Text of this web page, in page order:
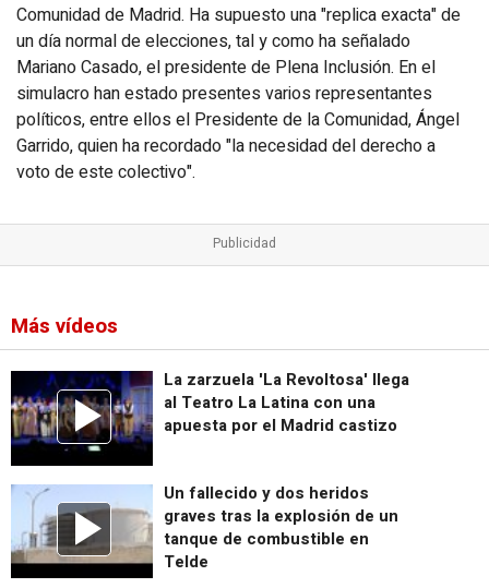
Comunidad de Madrid. Ha supuesto una "replica exacta" de
un día normal de elecciones, tal y como ha señalado
Mariano Casado, el presidente de Plena Inclusión. En el
simulacro han estado presentes varios representantes
políticos, entre ellos el Presidente de la Comunidad, Ángel
Garrido, quien ha recordado "la necesidad del derecho a
voto de este colectivo".
Más vídeos
La zarzuela 'La Revoltosa' llega
al Teatro La Latina con una
apuesta por el Madrid castizo
Un fallecido y dos heridos
graves tras la explosión de un
tanque de combustible en
Telde